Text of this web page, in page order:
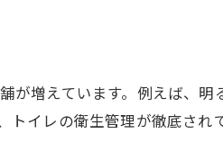
増えています。例えば、明
イレの衛生管理が徹底され